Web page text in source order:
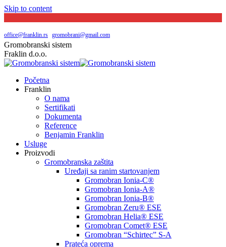
Skip to content
office@franklin.rs gromobrani@gmail.com
Gromobranski sistem
Fraklin d.o.o.
Početna
Franklin
O nama
Sertifikati
Dokumenta
Reference
Benjamin Franklin
Usluge
Proizvodi
Gromobranska zaštita
Uređaji sa ranim startovanjem
Gromobran Ionia-C®
Gromobran Ionia-A®
Gromobran Ionia-B®
Gromobran Zeru® ESE
Gromobran Helia® ESE
Gromobran Comet® ESE
Gromobran “Schirtec” S-A
Prateća oprema